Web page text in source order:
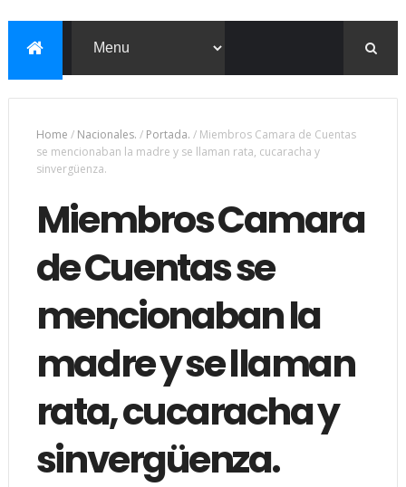
Home / Nacionales. / Portada. / Miembros Camara de Cuentas
se mencionaban la madre y se llaman rata, cucaracha y
sinvergüenza.
Miembros Camara
de Cuentas se
mencionaban la
madre y se llaman
rata, cucaracha y
sinvergüenza.